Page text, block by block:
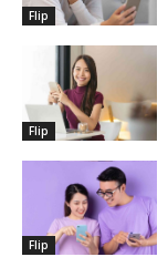
Flip
Flip
Flip